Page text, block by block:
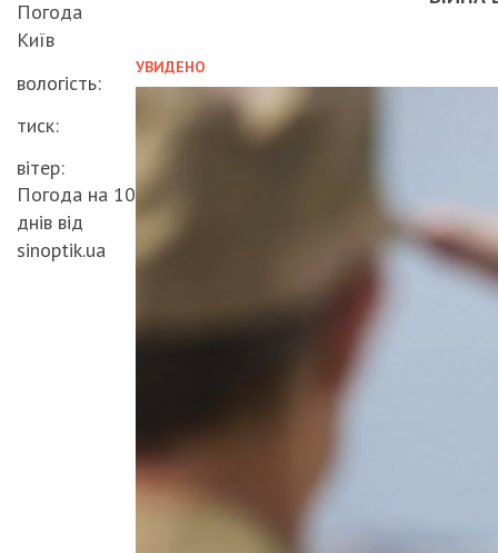
УВИДЕНО
Погода
Київ
вологість:
тиск:
вітер:
Погода на 10
днів від
sinoptik.ua